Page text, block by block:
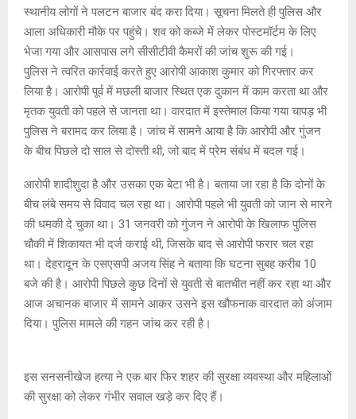
स्थानीय लोगों ने पलटन बाजार बंद करा दिया। सूचना मिलते ही पुलिस और
आला अधिकारी मौके पर पहुंचे। शव को कब्जे में लेकर पोस्टमॉर्टम के लिए
भेजा गया और आसपास लगे सीसीटीवी कैमरों की जांच शुरू की गई।
पुलिस ने त्वरित कार्रवाई करते हुए आरोपी आकाश कुमार को गिरफ्तार कर
लिया है। आरोपी पूर्व में मछली बाजार स्थित एक दुकान में काम करता था और
मृतक युवती को पहले से जानता था। वारदात में इस्तेमाल किया गया चापड़ भी
पुलिस ने बरामद कर लिया है। जांच में सामने आया है कि आरोपी और गुंजन
के बीच पिछले दो साल से दोस्ती थी, जो बाद में प्रेम संबंध में बदल गई।
आरोपी शादीशुदा है और उसका एक बेटा भी है। बताया जा रहा है कि दोनों के
बीच लंबे समय से विवाद चल रहा था। आरोपी पहले भी युवती को जान से मारने
की धमकी दे चुका था। 31 जनवरी को गुंजन ने आरोपी के खिलाफ पुलिस
चौकी में शिकायत भी दर्ज कराई थी, जिसके बाद से आरोपी फरार चल रहा
था। देहरादून के एसएसपी अजय सिंह ने बताया कि घटना सुबह करीब 10
बजे की है। आरोपी पिछले कुछ दिनों से युवती से बातचीत नहीं कर रहा था और
आज अचानक बाजार में सामने आकर उसने इस खौफनाक वारदात को अंजाम
दिया। पुलिस मामले की गहन जांच कर रही है।
इस सनसनीखेज हत्या ने एक बार फिर शहर की सुरक्षा व्यवस्था और महिलाओं
की सुरक्षा को लेकर गंभीर सवाल खड़े कर दिए हैं।